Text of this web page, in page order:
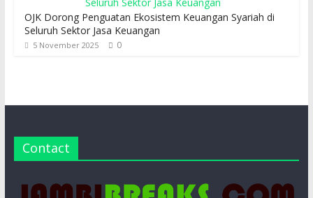
OJK Dorong Penguatan Ekosistem Keuangan Syariah di
Seluruh Sektor Jasa Keuangan
5 November 2025 0
Contact